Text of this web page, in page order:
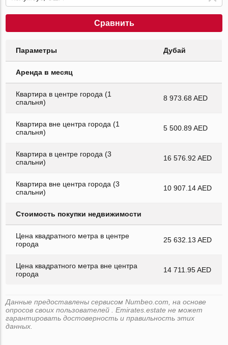
Сравнить
Параметры Дубай
Аренда в месяц
Квартира в центре города (1
спальня)
8 973.68 AED
Квартира вне центра города (1
спальня)
5 500.89 AED
Квартира в центре города (3
спальни)
16 576.92 AED
Квартира вне центра города (3
спальни)
10 907.14 AED
Стоимость покупки недвижимости
Цена квадратного метра в центре
города
25 632.13 AED
Цена квадратного метра вне центра
города
14 711.95 AED
Данные предоставлены сервисом Numbeo.com, на основе
опросов своих пользователей . Emirates.estate не может
гарантировать достоверность и правильность этих
данных.